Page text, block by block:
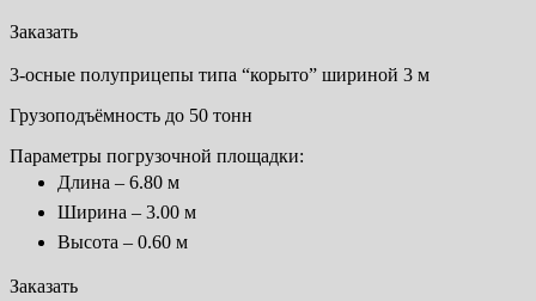
Заказать
3-осные полуприцепы типа “корыто” шириной 3 м
Грузоподъёмность до 50 тонн
Параметры погрузочной площадки:
Длина – 6.80 м
Ширина – 3.00 м
Высота – 0.60 м
Заказать